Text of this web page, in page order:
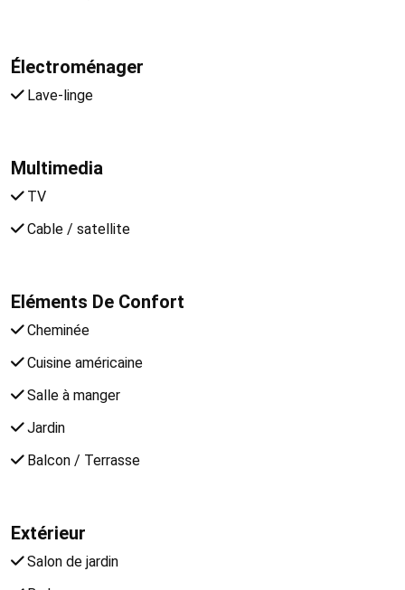
Électroménager
Lave-linge
Multimedia
TV
Cable / satellite
Eléments De Confort
Cheminée
Cuisine américaine
Salle à manger
Jardin
Balcon / Terrasse
Extérieur
Salon de jardin